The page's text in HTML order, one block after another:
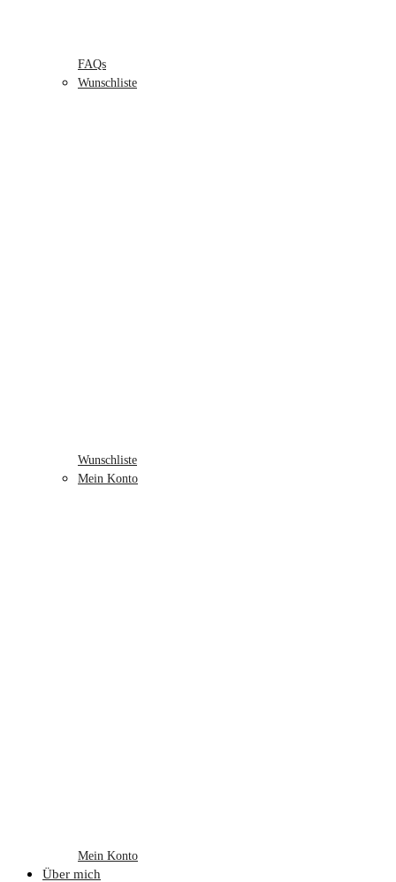
FAQs
Wunschliste
Wunschliste
Mein Konto
Mein Konto
Über mich